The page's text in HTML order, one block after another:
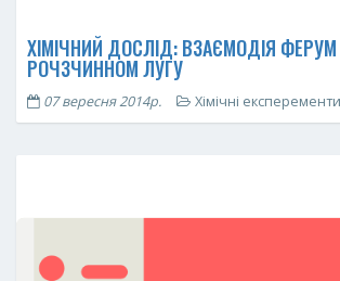
ХІМІЧНИЙ ДОСЛІД: ВЗАЄМОДІЯ
РОЧЗЧИННОМ ЛУГУ
07 вересня 2014р. Хімічні експеременти